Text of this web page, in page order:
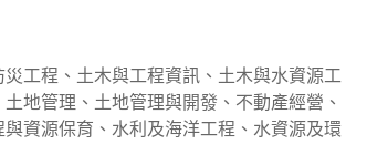
工程、土木與工程資訊、土木與水資源工
地管理、土地管理與開發、不動產經營、
資源保育、水利及海洋工程、水資源及環